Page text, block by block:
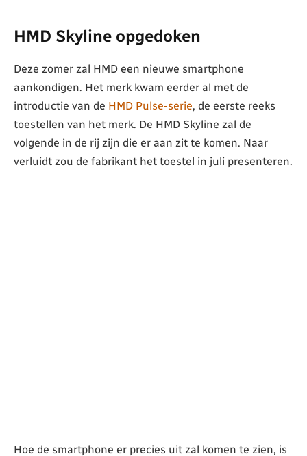
HMD Skyline opgedoken
Deze zomer zal HMD een nieuwe smartphone
aankondigen. Het merk kwam eerder al met de
introductie van de HMD Pulse-serie, de eerste reeks
toestellen van het merk. De HMD Skyline zal de
volgende in de rij zijn die er aan zit te komen. Naar
verluidt zou de fabrikant het toestel in juli presenteren.
Hoe de smartphone er precies uit zal komen te zien, is